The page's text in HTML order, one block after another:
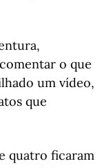
o que
um vídeo,
que
quatro ficaram